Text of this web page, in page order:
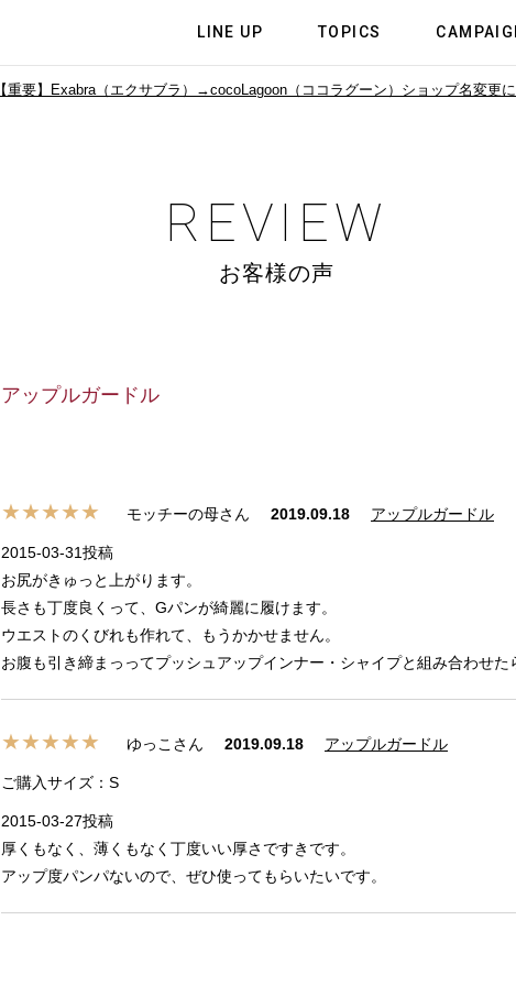
LINE UP TOPICS
【重要】Exabra（エクサブラ）→cocoLagoon（ココラグーン） ショップ名変更
REVIEW
お客様の声
アップルガードル
★★★★★ モッチーの母さん 2019.09.18 アップルガードル
2015-03-31投稿
お尻がきゅっと上がります。
長さも丁度良くって、Gパンが綺麗に履けます。
ウエストのくびれも作れて、もうかかせません。
お腹も引き締まっってプッシュアップインナー・シャイプと組み合わせた
★★★★★ ゆっこさん 2019.09.18 アップルガードル
ご購入サイズ：S
2015-03-27投稿
厚くもなく、薄くもなく丁度いい厚さですきです。
アップ度パンパないので、ぜひ使ってもらいたいです。